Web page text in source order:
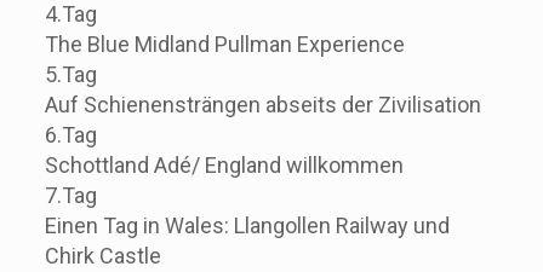
4.Tag
The Blue Midland Pullman Experience
5.Tag
Auf Schienensträngen abseits der Zivilisation
6.Tag
Schottland Adé/ England willkommen
7.Tag
Einen Tag in Wales: Llangollen Railway und
Chirk Castle